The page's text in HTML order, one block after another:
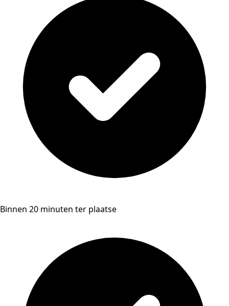
Binnen 20 minuten ter plaatse